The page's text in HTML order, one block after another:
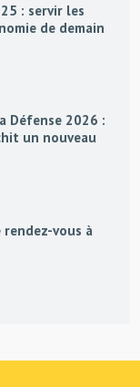
: servir les
de demain
Défense 2026 :
un nouveau
rendez-vous à